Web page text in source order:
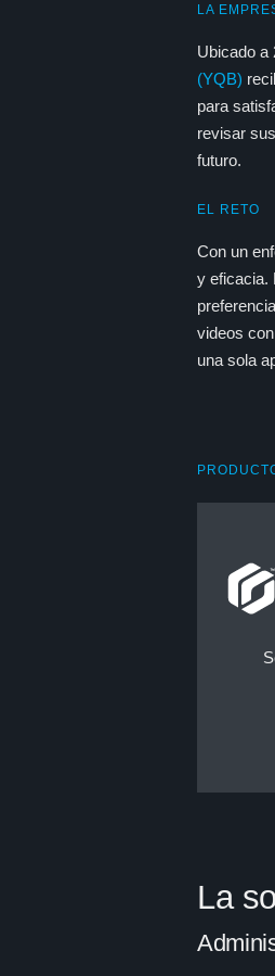
LA
Ubicado a
(YQB)
para
revisar
futuro.
EL RETO
Con un
y eficacia.
videos
una sola
La